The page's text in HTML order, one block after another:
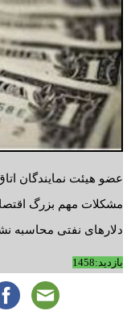
عضو هیئت نمایندگان
مشکلات مهم بزرگ
دلارهای نفتی محاسبه
بازدید:1458